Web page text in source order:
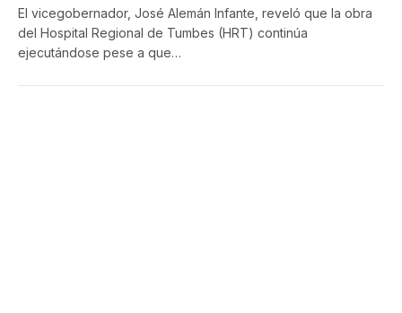
El vicegobernador, José Alemán Infante, reveló que la obra
del Hospital Regional de Tumbes (HRT) continúa
ejecutándose pese a que…